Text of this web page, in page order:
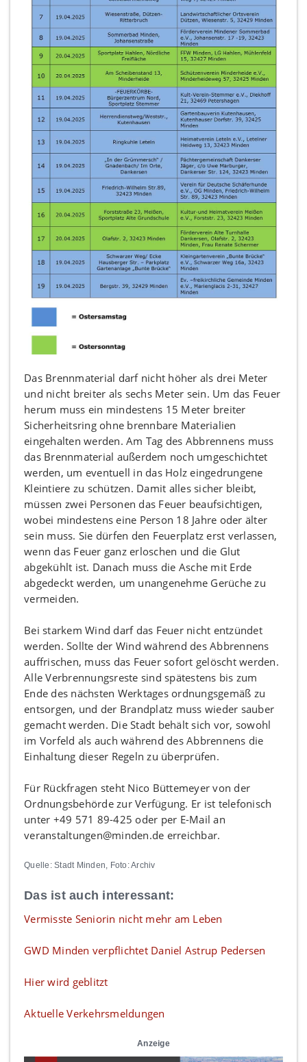
Das Brennmaterial darf nicht höher als drei Meter
und nicht breiter als sechs Meter sein. Um das Feuer
herum muss ein mindestens 15 Meter breiter
Sicherheitsring ohne brennbare Materialien
eingehalten werden. Am Tag des Abbrennens muss
das Brennmaterial außerdem noch umgeschichtet
werden, um eventuell in das Holz eingedrungene
Kleintiere zu schützen. Damit alles sicher bleibt,
müssen zwei Personen das Feuer beaufsichtigen,
wobei mindestens eine Person 18 Jahre oder älter
sein muss. Sie dürfen den Feuerplatz erst verlassen,
wenn das Feuer ganz erloschen und die Glut
abgekühlt ist. Danach muss die Asche mit Erde
abgedeckt werden, um unangenehme Gerüche zu
vermeiden.
Bei starkem Wind darf das Feuer nicht entzündet
werden. Sollte der Wind während des Abbrennens
auffrischen, muss das Feuer sofort gelöscht werden.
Alle Verbrennungsreste sind spätestens bis zum
Ende des nächsten Werktages ordnungsgemäß zu
entsorgen, und der Brandplatz muss wieder sauber
gemacht werden. Die Stadt behält sich vor, sowohl
im Vorfeld als auch während des Abbrennens die
Einhaltung dieser Regeln zu überprüfen.
Für Rückfragen steht Nico Büttemeyer von der
Ordnungsbehörde zur Verfügung. Er ist telefonisch
unter +49 571 89-425 oder per E-Mail an
veranstaltungen@minden.de erreichbar.
Quelle: Stadt Minden, Foto: Archiv
Das ist auch interessant:
Vermisste Seniorin nicht mehr am Leben
GWD Minden verpflichtet Daniel Astrup Pedersen
Hier wird geblitzt
Aktuelle Verkehrsmeldungen
Anzeige